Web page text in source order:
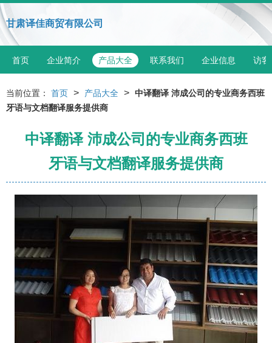
甘肃译佳商贸有限公司
首页 企业简介 产品大全 联系我们 企业信息 访客
当前位置： 首页 > 产品大全 > 中译翻译 沛成公司的专业商务西班
牙语与文档翻译服务提供商
中译翻译 沛成公司的专业商务西班
牙语与文档翻译服务提供商